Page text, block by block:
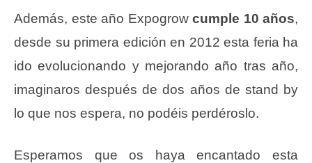
Además, este año Expogrow cumple 10 años,
desde su primera edición en 2012 esta feria ha
ido evolucionando y mejorando año tras año,
imaginaros después de dos años de stand by
lo que nos espera, no podéis perdéroslo.
Esperamos que os haya encantado esta